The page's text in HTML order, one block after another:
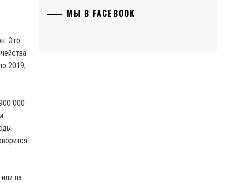
Это
2019,
000
на
МЫ В FACEBOOK